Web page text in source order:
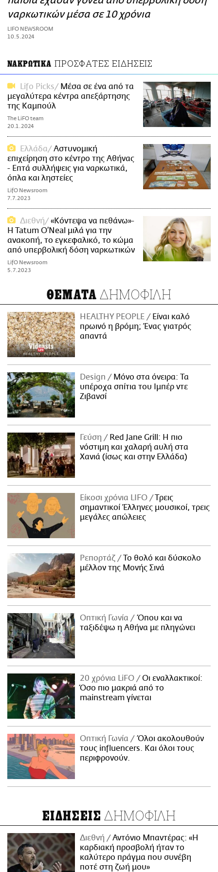
ΑΜΠΑ
PRINT
ναρκωτικών μέσα σε 10 χρόνια
LIFO NEWSROOM
10.5.2024
ΝΑΚΡΩΤΙΚΑ ΠΡΟΣΦΑΤΕΣ ΕΙΔΗΣΕΙΣ
Lifo Picks
Μέσα σε ένα από τα
μεγαλύτερα κέντρα απεξάρτησης
της Καμπούλ
The LiFO team
20.1.2024
Ελλάδα
Αστυνομική
επιχείρηση στο κέντρο της Αθήνας
- Επτά συλλήψεις για ναρκωτικά,
όπλα και ληστείες
LifO Newsroom
7.7.2023
Διεθνή
«Κόντεψα να πεθάνω»-
H Tatum O’Neal μιλά για την
ανακοπή, το εγκεφαλικό, το κώμα
από υπερβολική δόση ναρκωτικών
LifO Newsroom
5.7.2023
ΘΕΜΑΤΑ ΔΗΜΟΦΙΛΗ
HEALTHY PEOPLE
Είναι καλό
πρωινό η βρόμη; Ένας γιατρός
απαντά
Design
Μόνο στα όνειρα: Τα
υπέροχα σπίτια του Ιμπέρ ντε
Ζιβανσί
Γεύση
Red Jane Grill: Η πιο
νόστιμη και χαλαρή αυλή στα
Χανιά (ίσως και στην Ελλάδα)
Είκοσι χρόνια LIFO
Tρεις
σημαντικοί Έλληνες μουσικοί, τρεις
μεγάλες απώλειες
Ρεπορτάζ
Το θολό και δύσκολο
μέλλον της Μονής Σινά
Οπτική Γωνία
Όπου και να
ταξιδέψω η Αθήνα με πληγώνει
20 χρόνια LiFO
Οι εναλλακτικοί:
Όσο πιο μακριά από το
mainstream γίνεται
Οπτική Γωνία
Όλοι ακολουθούν
τους influencers. Και όλοι τους
περιφρονούν.
ΕΙΔΗΣΕΙΣ ΔΗΜΟΦΙΛΗ
Διεθνή
Αντόνιο Μπαντέρας: «Η
καρδιακή προσβολή ήταν το
καλύτερο πράγμα που συνέβη
ποτέ στη ζωή μου»